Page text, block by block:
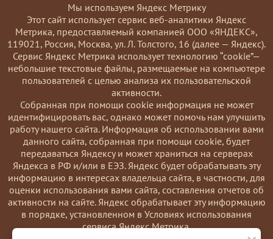
Мы используем Яндекс Метрику
Этот сайт использует сервис веб-аналитики Яндекс
Метрика, предоставляемый компанией ООО «ЯНДЕКС»,
119021, Россия, Москва, ул. Л. Толстого, 16 (далее — Яндекс).
Сервис Яндекс Метрика использует технологию “cookie”—
небольшие текстовые файлы, размещаемые на компьютере
пользователей с целью анализа их пользовательской
активности.
Coбранная при помощи cookie информация не может
идентифицировать вас, однако может помочь нам улучшить
работу нашего сайта. Информация об использовании вами
данного сайта, собранная при помощи cookie, будет
передаваться Яндексу и может храниться на серверах
Яндекса в РФ и/или в ЕЭЗ. Яндекс будет обрабатывать эту
информацию в интересах владельца сайта, в частности, для
оценки использования вами сайта, составления отчетов об
активности на сайте. Яндекс обрабатывает эту информацию
в порядке, установленном в Условиях использования
сервиса Яндекс Метрика.